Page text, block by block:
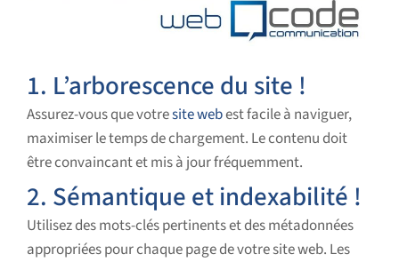
1. L’arborescence du site !
Assurez-vous que votresite webest facile à naviguer,
maximiser le temps de chargement. Le contenu doit
être convaincant et mis à jour fréquemment.
2. Sémantique et indexabilité !
Utilisez des mots-clés pertinents et des métadonnées
appropriées pour chaque page de votre site web. Les